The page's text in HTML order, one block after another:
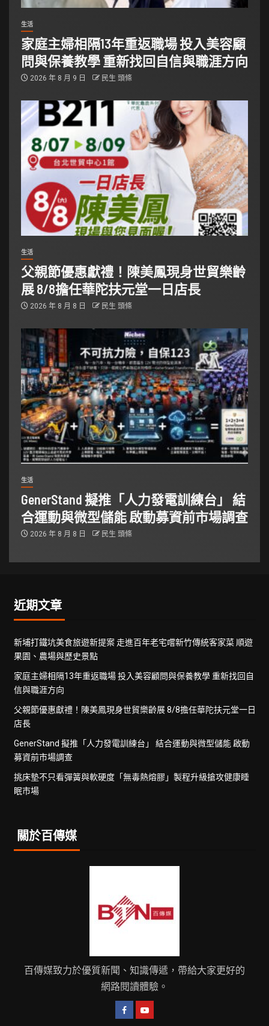
生活
家庭主婦相隔13年重返職場 投入美容顧
問與保養教學 重新找回自信與職涯方向
2026 年 8 月 9 日 民生 頭條
生活
父親節優惠獻禮！陳美鳳現身世貿樂齡
展 8/8擔任華陀扶元堂一日店長
2026 年 8 月 8 日 民生 頭條
生活
GenerStand 擬推「人力發電訓練台」 結
合運動與微型儲能 啟動募資前市場調查
2026 年 8 月 8 日 民生 頭條
近期文章
新埔打鐵坑美食旅遊新提案 走進百年老宅嚐新竹傳統客家菜 順遊
果園、農場與歷史景點
家庭主婦相隔13年重返職場 投入美容顧問與保養教學 重新找回自
信與職涯方向
父親節優惠獻禮！陳美鳳現身世貿樂齡展 8/8擔任華陀扶元堂一日
店長
GenerStand 擬推「人力發電訓練台」 結合運動與微型儲能 啟動
募資前市場調查
挑床墊不只看彈簧與軟硬度「無毒熱熔膠」製程升級搶攻健康睡
眠市場
關於百傳媒
百傳媒致力於優質新聞、知識傳遞，帶給大家更好的
網路閱讀體驗。